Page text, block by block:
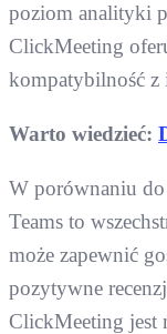
poziom analityki
ClickMeeting
kompatybilność z
Warto wiedzieć:
W porównaniu
Teams to
może zapewnić
pozytywne
ClickMeeting jest